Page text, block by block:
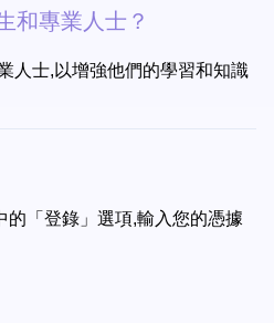
和專業人士？
人士,以增強他們的學習和知識
的「登錄」選項,輸入您的憑據